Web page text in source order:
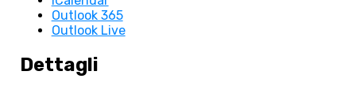
Outlook 365
Outlook Live
Dettagli